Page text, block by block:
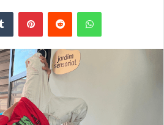
Tumblr PinterestReddit WhatsApp